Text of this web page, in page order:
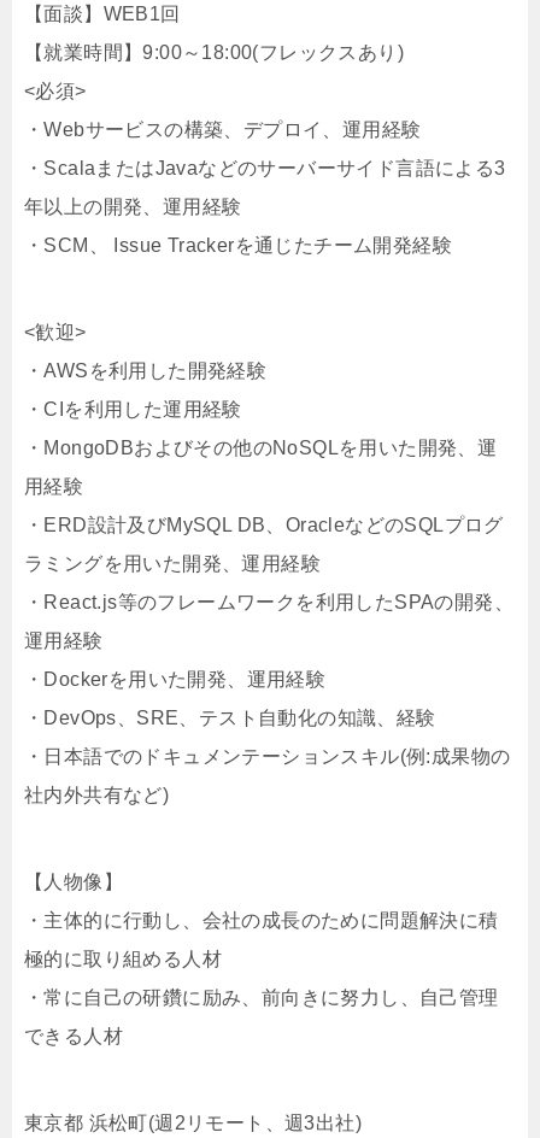
【面談】WEB1回
【就業時間】9:00～18:00(フレックスあり)
<必須>
・Webサービスの構築、デプロイ、運用経験
・ScalaまたはJavaなどのサーバーサイド言語による3
年以上の開発、運用経験
・SCM、 Issue Trackerを通じたチーム開発経験
<歓迎>
・AWSを利用した開発経験
・CIを利用した運用経験
・MongoDBおよびその他のNoSQLを用いた開発、運
用経験
・ERD設計及びMySQL DB、OracleなどのSQLプログ
ラミングを用いた開発、運用経験
・React.js等のフレームワークを利用したSPAの開発、
運用経験
・Dockerを用いた開発、運用経験
・DevOps、SRE、テスト自動化の知識、経験
・日本語でのドキュメンテーションスキル(例:成果物の
社内外共有など)
【人物像】
・主体的に行動し、会社の成長のために問題解決に積
極的に取り組める人材
・常に自己の研鑽に励み、前向きに努力し、自己管理
できる人材
東京都 浜松町(週2リモート、週3出社)